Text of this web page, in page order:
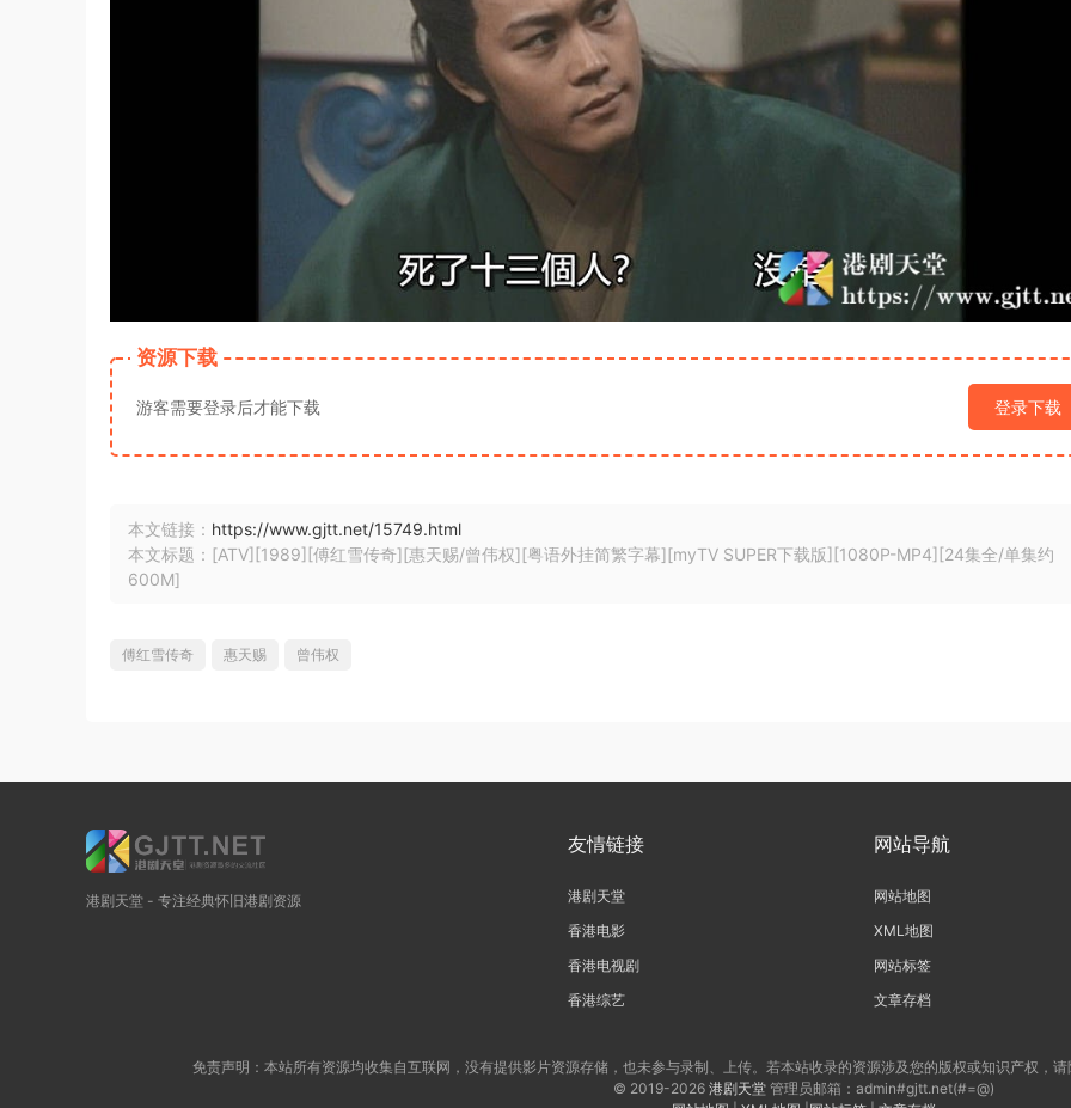
资源下载
游客需要登录后才能下载 登录下载
本文链接： https://www.gjtt.net/15749.html
本文标题：[ATV][1989][傅红雪传奇][惠天赐/曾伟权][粤语外挂简繁字幕][myTV SUPER下载版][1080P-MP4][24集全/单集约
600M]
傅红雪传奇 惠天赐 曾伟权
港剧天堂 - 专注经典怀旧港剧资源
友情链接
港剧天堂
香港电影
香港电视剧
香港综艺
网站导航
网站地图
XML地图
网站标签
文章存档
免责声明：本站所有资源均收集自互联网，没有提供影片资源存储，也未参与录制、上传。若本站收录的资源涉及您的版权或知识产权，
© 2019-2026 港剧天堂管理员邮箱：admin#gjtt.net(#=@)